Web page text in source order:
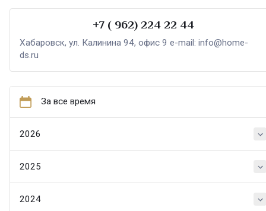
+7 ( 962) 224 22 44
Хабаровск, ул. Калинина 94, офис 9 e-mail: info@home-
ds.ru
За все время
2026
2025
2024